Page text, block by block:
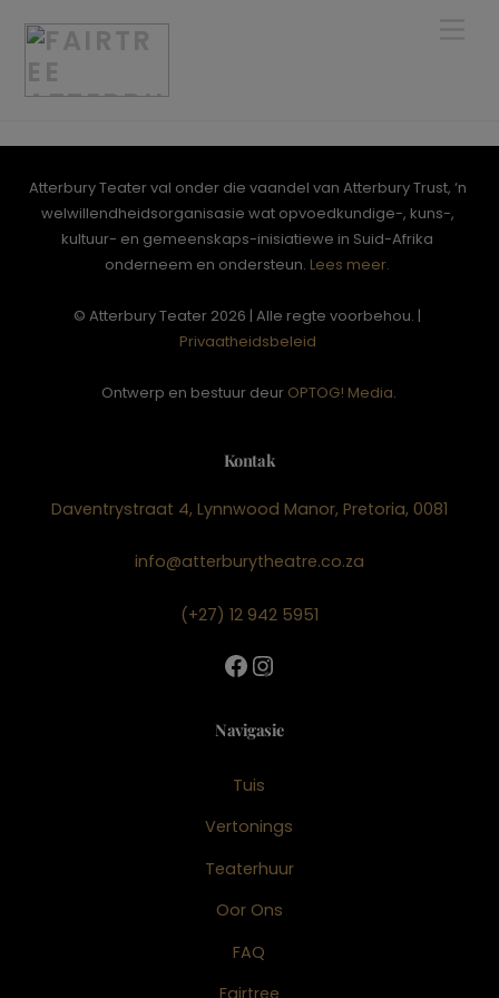
Atterbury Teater val onder die vaandel van Atterbury Trust, ‘n
welwillendheidsorganisasie wat opvoedkundige-, kuns-,
kultuur- en gemeenskaps-inisiatiewe in Suid-Afrika
onderneem en ondersteun. Lees meer.
© Atterbury Teater 2026 | Alle regte voorbehou. |
Privaatheidsbeleid
Ontwerp en bestuur deur OPTOG! Media.
Kontak
Daventrystraat 4, Lynnwood Manor, Pretoria, 0081
info@atterburytheatre.co.za
(+27) 12 942 5951
Facebook
Instagram
Navigasie
Tuis
Vertonings
Teaterhuur
Oor Ons
FAQ